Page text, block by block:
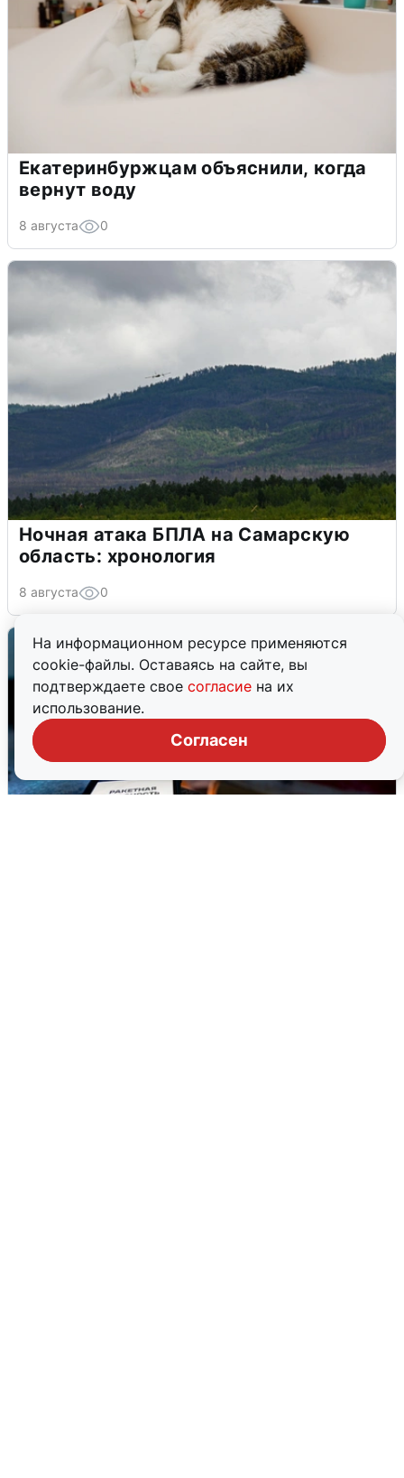
На информационном ресурсе применяются
cookie-файлы. Оставаясь на сайте, вы
подтверждаете свое согласие на их
использование.
Согласен
Екатеринбуржцам объяснили, когда
вернут воду
8 августа 0
Ночная атака БПЛА на Самарскую
область: хронология
8 августа 0